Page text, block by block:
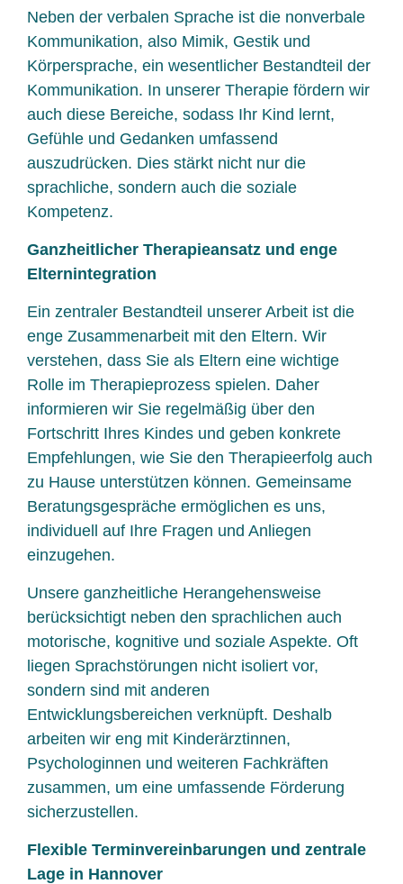
Neben der verbalen Sprache ist die nonverbale
Kommunikation, also Mimik, Gestik und
Körpersprache, ein wesentlicher Bestandteil der
Kommunikation. In unserer Therapie fördern wir
auch diese Bereiche, sodass Ihr Kind lernt,
Gefühle und Gedanken umfassend
auszudrücken. Dies stärkt nicht nur die
sprachliche, sondern auch die soziale
Kompetenz.
Ganzheitlicher Therapieansatz und enge
Elternintegration
Ein zentraler Bestandteil unserer Arbeit ist die
enge Zusammenarbeit mit den Eltern. Wir
verstehen, dass Sie als Eltern eine wichtige
Rolle im Therapieprozess spielen. Daher
informieren wir Sie regelmäßig über den
Fortschritt Ihres Kindes und geben konkrete
Empfehlungen, wie Sie den Therapieerfolg auch
zu Hause unterstützen können. Gemeinsame
Beratungsgespräche ermöglichen es uns,
individuell auf Ihre Fragen und Anliegen
einzugehen.
Unsere ganzheitliche Herangehensweise
berücksichtigt neben den sprachlichen auch
motorische, kognitive und soziale Aspekte. Oft
liegen Sprachstörungen nicht isoliert vor,
sondern sind mit anderen
Entwicklungsbereichen verknüpft. Deshalb
arbeiten wir eng mit Kinderärztinnen,
Psychologinnen und weiteren Fachkräften
zusammen, um eine umfassende Förderung
sicherzustellen.
Flexible Terminvereinbarungen und zentrale
Lage in Hannover